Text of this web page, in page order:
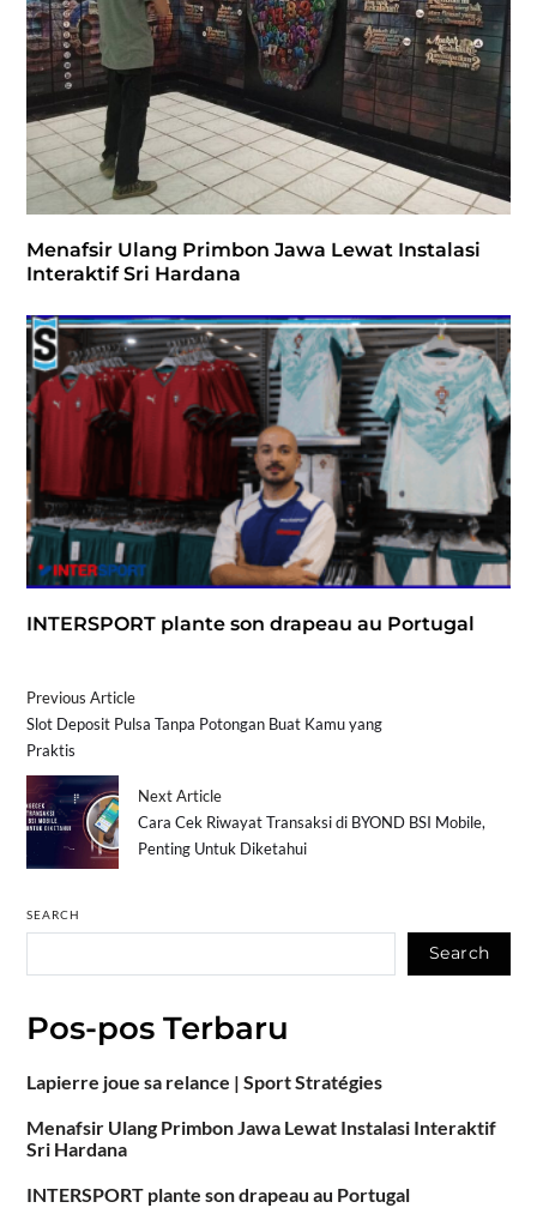
Menafsir Ulang Primbon Jawa Lewat Instalasi
Interaktif Sri Hardana
INTERSPORT plante son drapeau au Portugal
Previous Article
Slot Deposit Pulsa Tanpa Potongan Buat Kamu yang
Praktis
Next Article
Cara Cek Riwayat Transaksi di BYOND BSI Mobile,
Penting Untuk Diketahui
SEARCH
Search
Pos-pos Terbaru
Lapierre joue sa relance | Sport Stratégies
Menafsir Ulang Primbon Jawa Lewat Instalasi Interaktif
Sri Hardana
INTERSPORT plante son drapeau au Portugal